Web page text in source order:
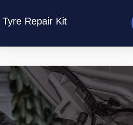
Tyre Repair Kit